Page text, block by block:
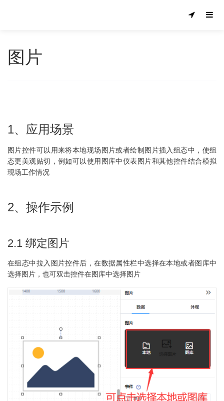
图片
1、应用场景
图片控件可以用来将本地现场图片或者绘制图片插入组态中，使组
态更美观贴切，例如可以使用图库中仪表图片和其他控件结合模拟
现场工作情况
2、操作示例
2.1 绑定图片
在组态中拉入图片控件后，在数据属性栏中选择在本地或者图库中
选择图片，也可双击控件在图库中选择图片